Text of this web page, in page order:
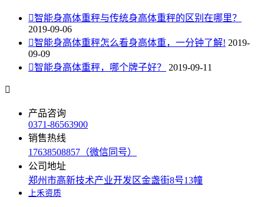
智能身高体重秤与传统身高体重秤的区别在哪里？
2019-09-06
智能身高体重秤怎么看身高体重，一分钟了解! 2019-
09-09
智能身高体重秤，哪个牌子好？ 2019-09-11

产品咨询
0371-86563900
销售热线
17638508857（微信同号）
公司地址
郑州市高新技术产业开发区金盏街8号13幢
上禾资质